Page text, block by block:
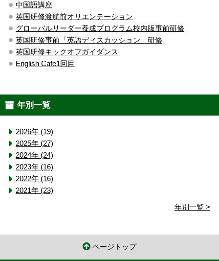
中国語講座
英国研修渡航前オリエンテーション
グローバルリーダー養成プログラム校内版事前研修
英国研修事前「英語ディスカッション」研修
英国研修キックオフガイダンス
English Cafe1回目
年別一覧
2026年 (19)
2025年 (27)
2024年 (24)
2023年 (16)
2022年 (16)
2021年 (23)
年別一覧 >
ページトップ